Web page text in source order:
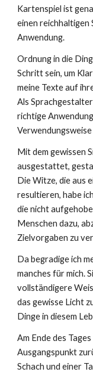
Kartenspiel ist
einen reichhaltigen
Anwendung.
Ordnung in die
Schritt sein, um
meine Texte auf
Als
richtige
Mit dem gewissen
ausgestattet,
Die Witze, die aus
resultieren, habe
die nicht
Menschen dazu,
Zielvorgaben zu
Da begradige ich
manches für mich.
vollständigere
das gewisse Licht
Dinge in diesem
Am Ende des
Ausgangspunkt
Schach und einer